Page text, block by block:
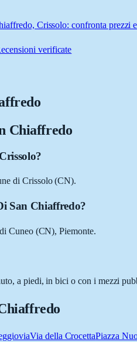
Crissolo: confronta prezzi
verificate
Chiaffredo
di Crissolo (CN).
San Chiaffredo?
Cuneo (CN), Piemonte.
a piedi, in bici o con i mezzi
Via della CrocettaPiazza